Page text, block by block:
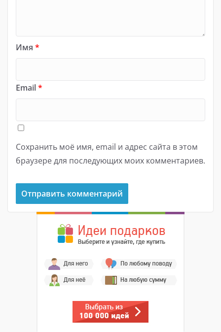
Имя *
Email*
Сохранить моё имя, email и адрес сайта в этом
браузере для последующих моих комментариев.